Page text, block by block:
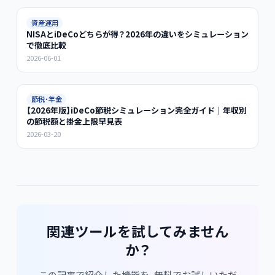
資産運用
NISAとiDeCoどちらが得？2026年の違いをシミュレーション
で徹底比較
2026-06-01
節税・年金
【2026年版】iDeCo節税シミュレーション完全ガイド｜年収別
の節税額と掛金上限早見表
2026-03-20
関連ツールを試してみません
か？